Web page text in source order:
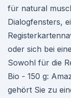
für natural
Dialogfensters,
oder sich bei
Sowohl für die
Bio - 150 g:
gehört Sie zu